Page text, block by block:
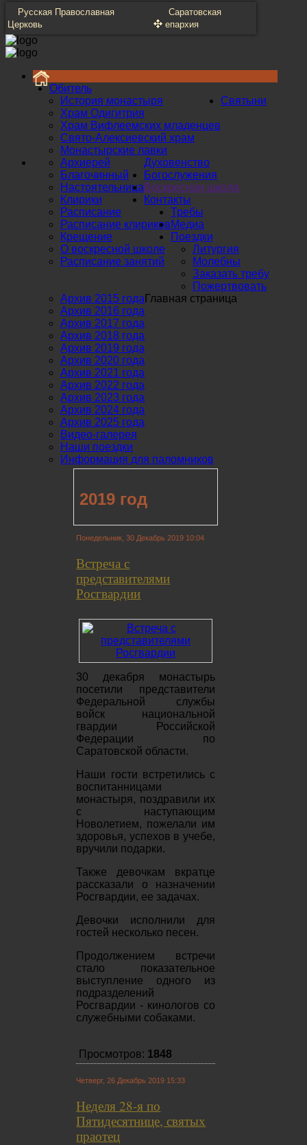
Русская Православная
Церковь
Саратовская
епархия
Обитель
История монастыря
Храм Одигитрия
Храм Вифлеемских младенцев
Свято-Алексиевский храм
Монастырские лавки
Святыни
Духовенство
Архиерей
Благочинный
Настоятельница
Клирики
Богослужения
Расписание
Расписание клириков
Крещение
Воскресная школа
О воскресной школе
Расписание занятий
Контакты
Требы
Литургия
Молебны
Заказать требу
Пожертвовать
Медиа
Архив 2015 года
Архив 2016 года
Архив 2017 года
Архив 2018 года
Архив 2019 года
Архив 2020 года
Архив 2021 года
Архив 2022 года
Архив 2023 года
Архив 2024 года
Архив 2025 года
Видео-галерея
Поездки
Наши поездки
Информация для паломников
Главная страница
2019 год
Понедельник, 30 Декабрь 2019 10:04
Встреча с
представителями
Росгвардии
30 декабря монастырь
посетили представители
Федеральной службы
войск национальной
гвардии Российской
Федерации по
Саратовской области.
Наши гости встретились с
воспитанницами
монастыря, поздравили их
с наступающим
Новолетием, пожелали им
здоровья, успехов в учебе,
вручили подарки.
Также девочкам вкратце
рассказали о назначении
Росгвардии, ее задачах.
Девочки исполнили для
гостей несколько песен.
Продолжением встречи
стало показательное
выступление одного из
подразделений
Росгвардии - кинологов со
служебными собаками.
Просмотров: 1848
Четверг, 26 Декабрь 2019 15:33
Неделя 28-я по
Пятидесятнице, святых
праотец